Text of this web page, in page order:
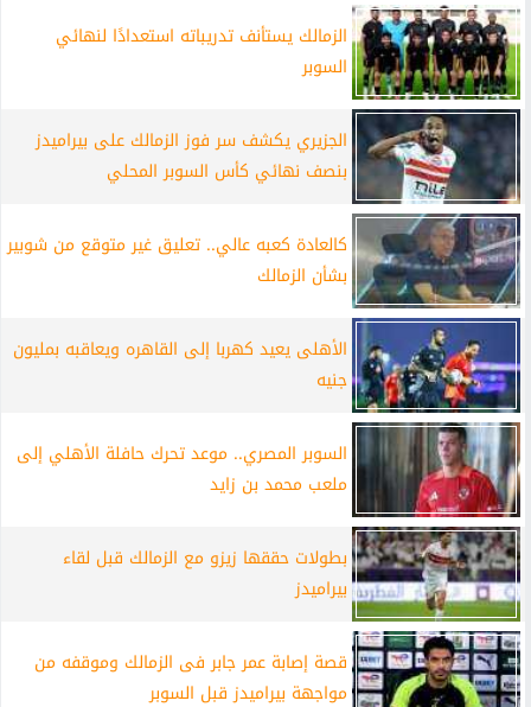
الزمالك يستأنف تدريباته استعدادًا لنهائي
السوبر
الجزيري يكشف سر فوز الزمالك على بيراميدز
بنصف نهائي كأس السوبر المحلي
كالعادة كعبه عالي.. تعليق غير متوقع من شوبير
بشأن الزمالك
الأهلى يعيد كهربا إلى القاهره ويعاقبه بمليون
جنيه
السوبر المصري.. موعد تحرك حافلة الأهلي إلى
ملعب محمد بن زايد
بطولات حققها زيزو مع الزمالك قبل لقاء
بيراميدز
قصة إصابة عمر جابر فى الزمالك وموقفه من
مواجهة بيراميدز قبل السوبر